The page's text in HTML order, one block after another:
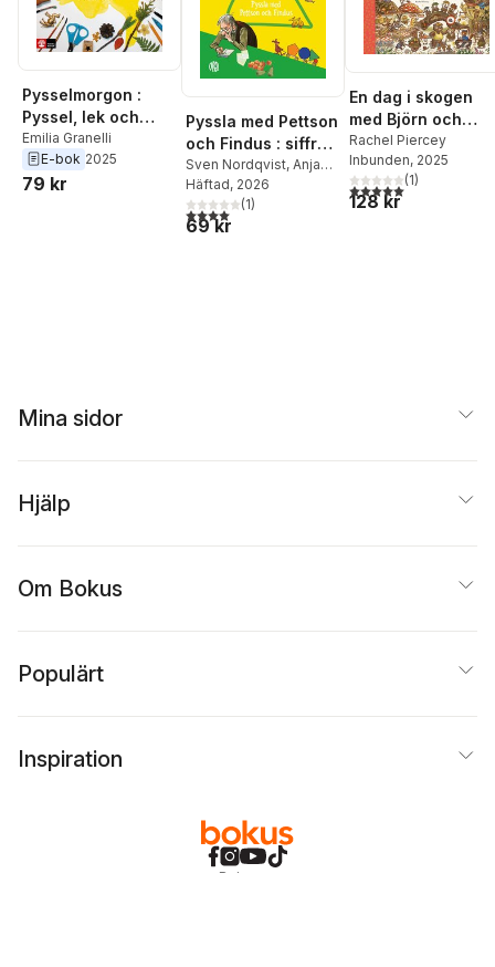
Pysselmorgon :
Pyssel, lek och
återbruk
Emilia Granelli
E-bok 2025
79 kr
Pyssla med Pettson
och Findus : siffror
och former med
klistermärken
Sven Nordqvist, Anja
Eriksson
Häftad, 2026
4,0utav 5 stjärnor. Totalt antal röster:
(1)
69 kr
En dag i skogen
med Björn och
hans vänner
Rachel Piercey
Inbunden, 2025
5,0utav 5 stjärnor.
(1)
128 kr
Mina sidor
Hjälp
Om Bokus
Populärt
Inspiration
Bokus